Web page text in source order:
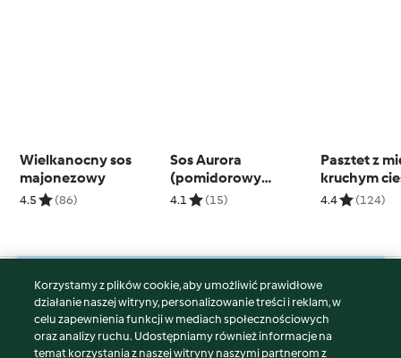
Wielkanocny sos
majonezowy
4.5 (86)
Sos Aurora
(pomidorowy
beszamel) – 1100 ml
4.1 (15)
Pasztet z
kruchym
4.4 (124)
© Copyright 2026
Warunki korzystania
Polityka prywatności
Korzystamy z plików cookie, aby umożliwić prawidłowe
działanie naszej witryny, personalizowanie treści i reklam, w
celu zapewnienia funkcji w mediach społecznościowych
oraz analizy ruchu. Udostępniamy również informacje na
temat korzystania z naszej witryny naszymi partnerom z